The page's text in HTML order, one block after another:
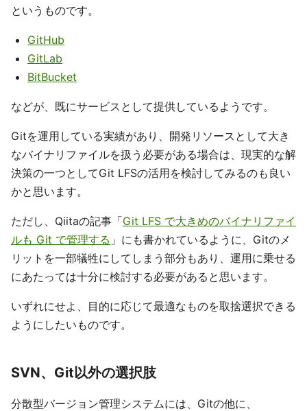
というものです。
GitHub
GitLab
BitBucket
などが、既にサービスとして提供しているようです。
Gitを運用している実績があり、開発リソースとして大き
なバイナリファイルを扱う必要がある場合は、現実的な解
決策の一つとしてGit LFSの活用を検討してみるのも良い
かと思います。
ただし、Qiitaの記事「Git LFS で大きめのバイナリファイ
ルも Git で管理する 」にも書かれているように、Gitのメ
リットを一部犠牲にしてしまう部分もあり、運用に乗せる
にあたっては十分に検討する必要があると思います。
いずれにせよ、目的に応じて最適なものを取捨選択できる
ようにしたいものです。
SVN、Git以外の選択肢
分散型バージョン管理システムには、Gitの他に、